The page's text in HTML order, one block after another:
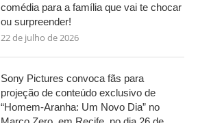
comédia para a família que vai te chocar
ou surpreender!
22 de julho de 2026
Sony Pictures convoca fãs para
projeção de conteúdo exclusivo de
“Homem-Aranha: Um Novo Dia” no